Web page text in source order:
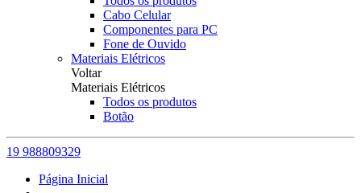
Cabo Celular
Componentes para PC
Fone de Ouvido
Materiais Elétricos
Voltar
Materiais Elétricos
Todos os produtos
Botão
19 988809329
Página Inicial